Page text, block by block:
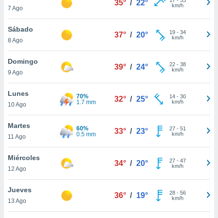
más
nuestra
y
de
disponible
cookies
aceptar
7 Ago
35° / 22°
km/h
Sábado
8 Ago
37° / 20° 19- 34
km/h
Domingo
9 Ago
39° / 24° 22- 38
km/h
Lunes
10 Ago
70%
1.7 mm
32° / 25° 14- 30
km/h
Martes
11 Ago
60%
0.5 mm
33° / 23° 27- 51
km/h
Miércoles
12 Ago
34° / 20° 27- 47
km/h
Jueves
13 Ago
36° / 19° 28- 56
km/h